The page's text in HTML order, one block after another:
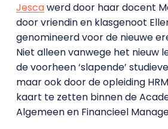
Jescawerd door haar docent
door vriendin en klasgenoot
genomineerd voor de nieuwe
Niet alleen vanwege het nieuw
de voorheen ‘slapende’
maar ook door de opleiding
kaart te zetten binnen de
Algemeen en Financieel